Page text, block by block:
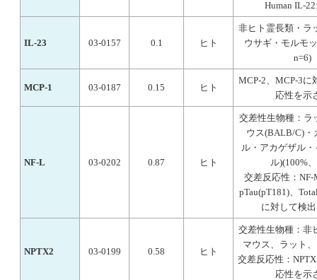
Human IL-
IL-23 03-0157 0.1 ヒト
非ヒト霊長類・ラ
ウサギ・モルモ
n=6)
MCP-1 03-0187 0.15 ヒト
MCP-2、MCP-3に
応性を示
NF-L 03-0202 0.87 ヒト
交差性生物種：ラ
ウス(BALB/C)・
ル・アカゲザル
ル)(100%
交差反応性：NF-
pTau(pT181)、
に対して検
NPTX2 03-0199 0.58 ヒト
交差性生物種：非
マウス、ラット
交差反応性：
応性を示